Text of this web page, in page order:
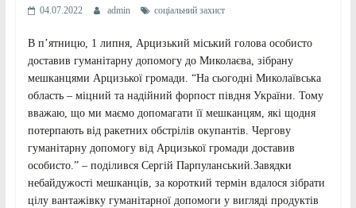
04.07.2022 admin соціальний захист
В п’ятницю, 1 липня, Арцизький міський голова особисто
доставив гуманітарну допомогу до Миколаєва, зібрану
мешканцями Арцизької громади. “На сьогодні Миколаївська
область – міцний та надійний форпост півдня України. Тому
вважаю, що ми маємо допомагати її мешканцям, які щодня
потерпають від ракетних обстрілів окупантів. Чергову
гуманітарну допомогу від Арцизької громади доставив
особисто.” – поділився Сергій Парпуланський.Завядки
небайдужості мешканців, за короткий термін вдалося зібрати
цілу вантажівку гуманітарної допомоги у вигляді продуктів